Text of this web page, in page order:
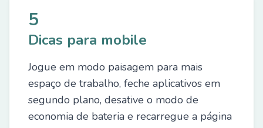
5
Dicas para mobile
Jogue em modo paisagem para mais
espaço de trabalho, feche aplicativos em
segundo plano, desative o modo de
economia de bateria e recarregue a página